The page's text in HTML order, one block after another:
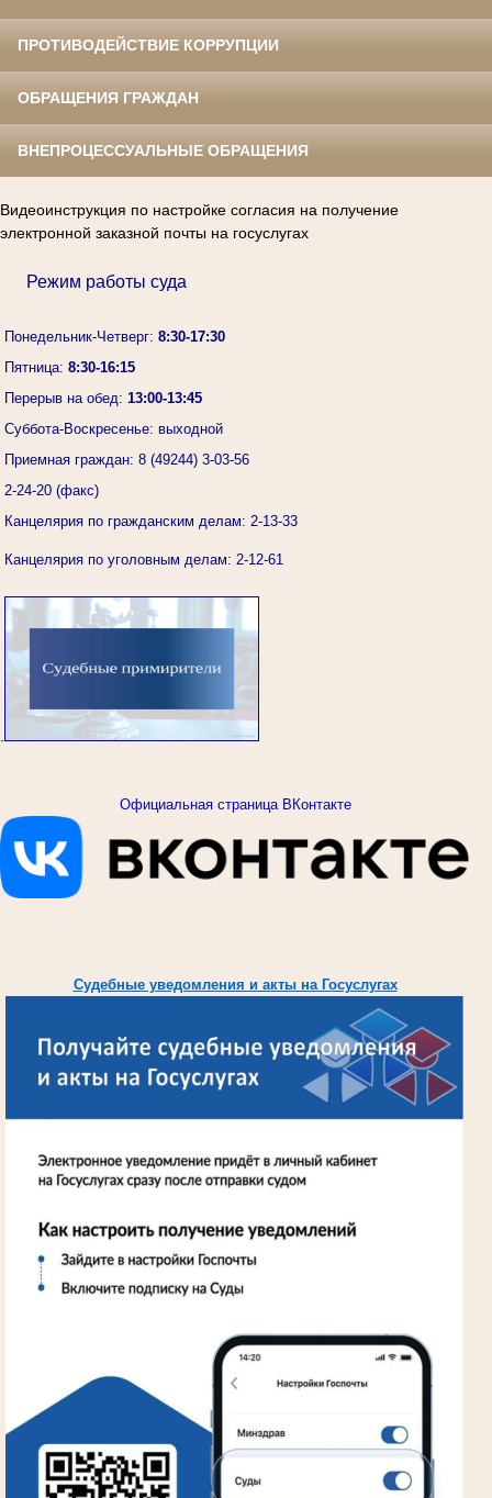
ПРОТИВОДЕЙСТВИЕ КОРРУПЦИИ
ОБРАЩЕНИЯ ГРАЖДАН
ВНЕПРОЦЕССУАЛЬНЫЕ ОБРАЩЕНИЯ
Видеоинструкция по настройке согласия на получение
электронной заказной почты на госуслугах
Режим работы суда
Понедельник-Четверг: 8:30-17:30
Пятница: 8:30-16:15
Перерыв на обед: 13:00-13:45
Суббота-Воскресенье: выходной
Приемная граждан: 8 (49244) 3-03-56
2-24-20 (факс)
Канцелярия по гражданским делам: 2-13-33
Канцелярия по уголовным делам: 2-12-61
Официальная страница ВКонтакте
Судебные уведомления и акты на Госуслугах